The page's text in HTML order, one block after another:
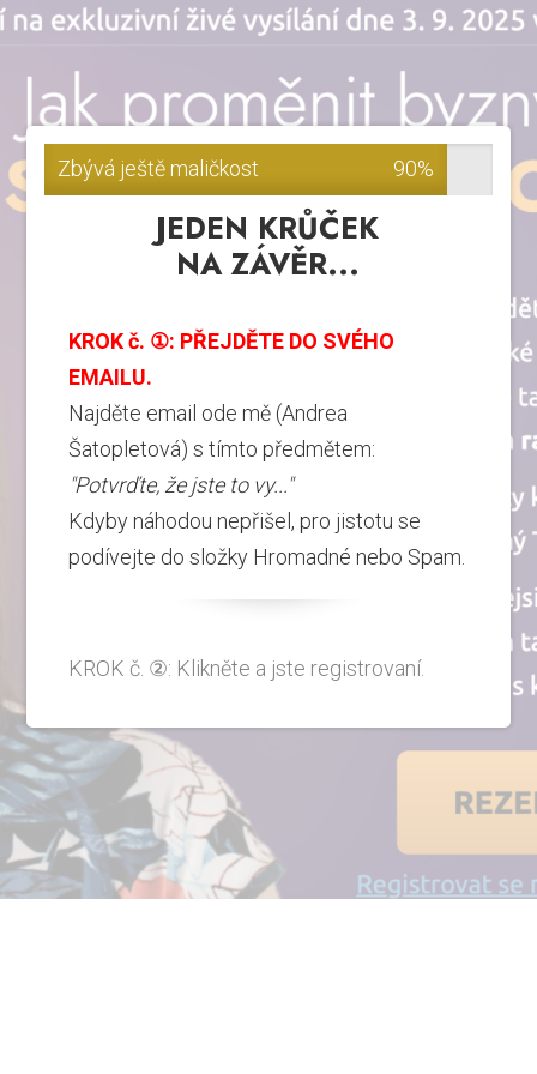
Zbývá ještě maličkost 90%
JEDEN KRŮČEK
NA ZÁVĚR...
KROK č. ①: PŘEJDĚTE DO SVÉHO
EMAILU.
Najděte email ode mě (Andrea
Šatopletová) s tímto předmětem:
"Potvrďte, že jste to vy..."
Kdyby náhodou nepřišel, pro jistotu se
podívejte do složky Hromadné nebo Spam.
KROK č. ②: Klikněte a jste registrovaní.